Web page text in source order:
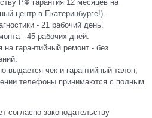
РФ гарантия 12 месяцев на
центр в Екатеринбурге!).
- 21 рабочий день.
- 45 рабочих дней.
гарантийный ремонт - без
выдается чек и гарантийный талон,
телефоны принимаются с полным
согласно законодательству